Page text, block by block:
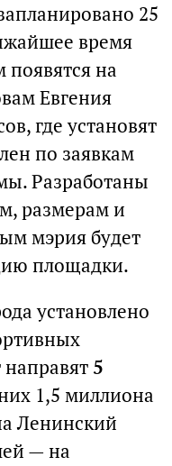
25
время
на
Евгения
где установят
по заявкам
Разработаны
размерам и
мэрия будет
площадки.
установлено
5
1,5 миллиона
Ленинский
— на